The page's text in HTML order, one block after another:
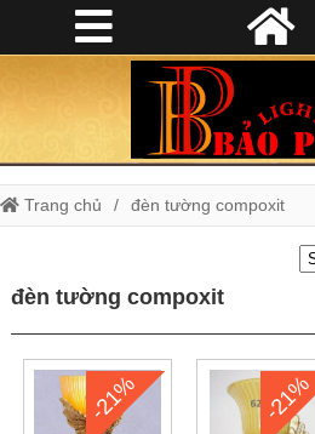
Trang chủ đèn tường compoxit
đèn tường compoxit
-21% -21%